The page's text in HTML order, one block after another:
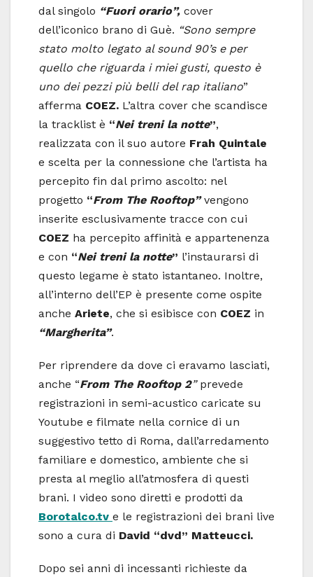
dal singolo “Fuori orario”, cover
dell’iconico brano di Guè. “Sono sempre
stato molto legato al sound 90’s e per
quello che riguarda i miei gusti, questo è
uno dei pezzi più belli del rap italiano”
afferma COEZ. L’altra cover che scandisce
la tracklist è “Nei treni la notte”,
realizzata con il suo autore Frah Quintale
e scelta per la connessione che l’artista ha
percepito fin dal primo ascolto: nel
progetto “From The Rooftop” vengono
inserite esclusivamente tracce con cui
COEZ ha percepito affinità e appartenenza
e con “Nei treni la notte” l’instaurarsi di
questo legame è stato istantaneo. Inoltre,
all’interno dell’EP è presente come ospite
anche Ariete, che si esibisce con COEZ in
“Margherita”.
Per riprendere da dove ci eravamo lasciati,
anche “From The Rooftop 2”prevede
registrazioni in semi-acustico caricate su
Youtube e filmate nella cornice di un
suggestivo tetto di Roma, dall’arredamento
familiare e domestico, ambiente che si
presta al meglio all’atmosfera di questi
brani. I video sono diretti e prodotti da
Borotalco.tv e le registrazioni dei brani live
sono a cura di David “dvd” Matteucci.
Dopo sei anni di incessanti richieste da